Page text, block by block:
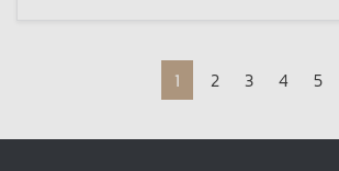
Current Page
1 Page
2 Page
3 Page
4 Page
5